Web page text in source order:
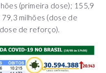
(primeira dose); 155,9
milhões (dose de
de reforço).